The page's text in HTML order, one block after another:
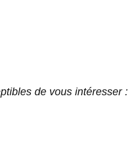
de vous intéresser :